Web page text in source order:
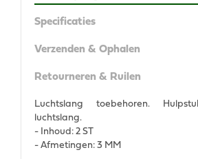
Specificaties
Verzenden & Ophalen
Retourneren & Ruilen
Luchtslang toebehoren.
luchtslang.
- Inhoud: 2 ST
- Afmetingen: 3 MM